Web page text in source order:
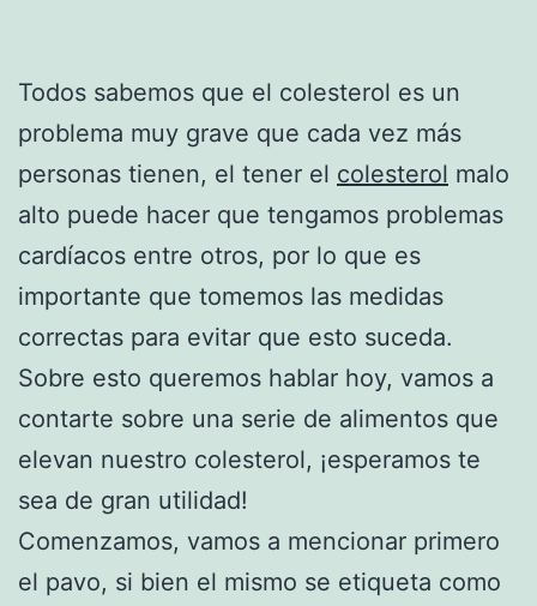
Todos sabemos que el colesterol es un
problema muy grave que cada vez más
personas tienen, el tener el colesterol malo
alto puede hacer que tengamos problemas
cardíacos entre otros, por lo que es
importante que tomemos las medidas
correctas para evitar que esto suceda.
Sobre esto queremos hablar hoy, vamos a
contarte sobre una serie de alimentos que
elevan nuestro colesterol, ¡esperamos te
sea de gran utilidad!
Comenzamos, vamos a mencionar primero
el pavo, si bien el mismo se etiqueta como